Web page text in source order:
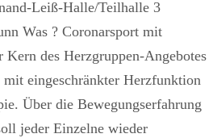
Leiß-Halle/Teilhalle 3
Was ? Coronarsport mit
des Herzgruppen-Angebotes
eingeschränkter Herzfunktion
Über die Bewegungserfahrung
jeder Einzelne wieder